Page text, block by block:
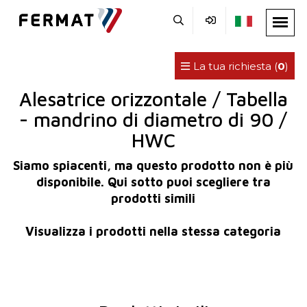
La tua richiesta (0)
Alesatrice orizzontale / Tabella
- mandrino di diametro di 90 /
HWC
Siamo spiacenti, ma questo prodotto non è più
disponibile. Qui sotto puoi scegliere tra
prodotti simili
Visualizza i prodotti nella stessa categoria